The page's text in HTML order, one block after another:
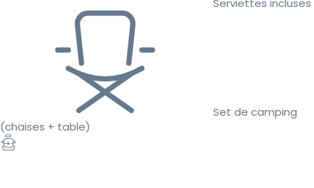
Set de camping
(chaises + table)